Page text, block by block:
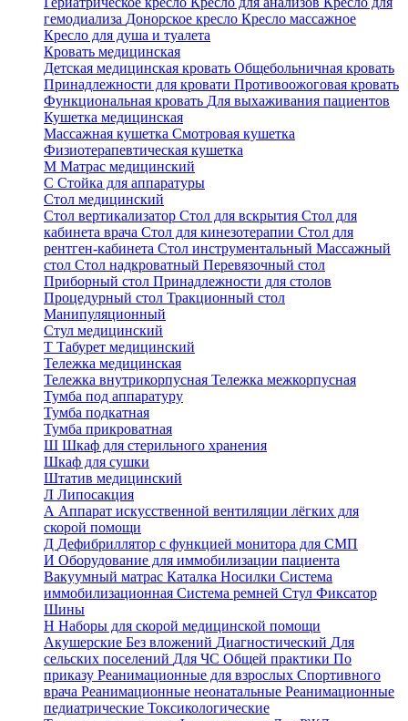
гемодиализа Донорское кресло Кресло массажное
Кресло для душа и туалета
Кровать медицинская
Детская медицинская кровать Общебольничная кровать
Принадлежности для кровати Противоожоговая кровать
Функциональная кровать Для выхаживания пациентов
Кушетка медицинская
Массажная кушетка Смотровая кушетка
Физиотерапевтическая кушетка
М Матрас медицинский
С Стойка для аппаратуры
Стол медицинский
Стол вертикализатор Стол для вскрытия Стол для
кабинета врача Стол для кинезотерапии Стол для
рентген-кабинета Стол инструментальный Массажный
стол Стол надкроватный Перевязочный стол
Приборный стол Принадлежности для столов
Процедурный стол Тракционный стол
Манипуляционный
Стул медицинский
Т Табурет медицинский
Тележка медицинская
Тележка внутрикорпусная Тележка межкорпусная
Тумба под аппаратуру
Тумба подкатная
Тумба прикроватная
Ш Шкаф для стерильного хранения
Шкаф для сушки
Штатив медицинский
Л Липосакция
А Аппарат искусственной вентиляции лёгких для
скорой помощи
Д Дефибриллятор с функцией монитора для СМП
И Оборудование для иммобилизации пациента
Вакуумный матрас Каталка Носилки Система
иммобилизационная Система ремней Стул Фиксатор
Шины
Н Наборы для скорой медицинской помощи
Акушерские Без вложений Диагностический Для
сельских поселений Для ЧС Общей практики По
приказу Реанимационные для взрослых Спортивного
врача Реанимационные неонатальные Реанимационные
педиатрические Токсикологические